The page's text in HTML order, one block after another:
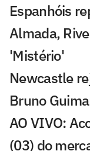
Espanhóis
Almada,
'Mistério'
Newcastle
Bruno
AO VIVO:
(03) do